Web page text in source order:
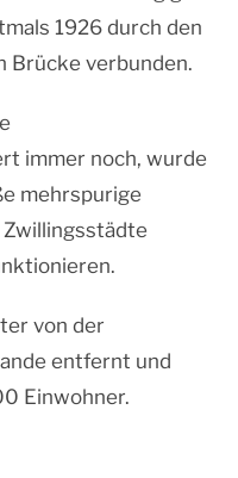
1926 durch den
Brücke verbunden.
immer noch, wurde
mehrspurige
Zwillingsstädte
von der
entfernt und
Einwohner.